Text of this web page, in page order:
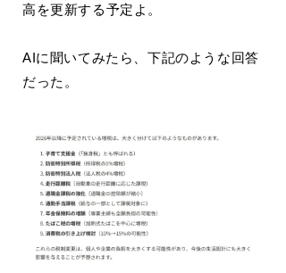
高を更新する予定よ。
AIに聞いてみたら、下記のような回答
だった。